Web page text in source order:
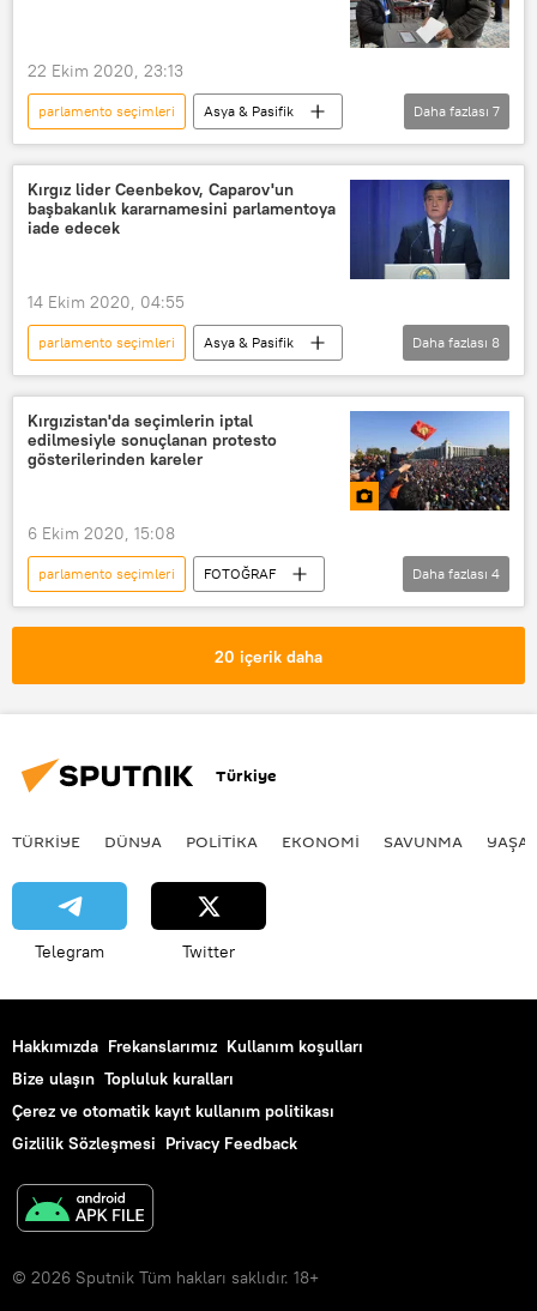
22 Ekim 2020, 23:13
parlamento seçimleri
Asya & Pasifik
DÜNYA
Haberler
Kırgızistan
cumhurbaşkanlığı seçimleri
Sadır Caparov
Reform
Daha fazlası 7
Kırgız lider Ceenbekov, Caparov'un
başbakanlık kararnamesini parlamentoya
iade edecek
14 Ekim 2020, 04:55
parlamento seçimleri
Asya & Pasifik
DÜNYA
Haberler
Kırgızistan
Sooronbay Ceenbekov
Sadır Caparov
Kararname
Hükümet
Daha fazlası 8
Kırgızistan'da seçimlerin iptal
edilmesiyle sonuçlanan protesto
gösterilerinden kareler
6 Ekim 2020, 15:08
parlamento seçimleri
FOTOĞRAF
MULTİMEDYA
Kırgızistan
Daha fazlası 4
20 içerik daha
Türkiye
TÜRKIYE DÜNYA POLİTİKA EKONOMİ SAVUNMA
Telegram Twitter
Hakkımızda Frekanslarımız Kullanım koşulları
Bize ulaşın Topluluk kuralları
Çerez ve otomatik kayıt kullanım politikası
Gizlilik Sözleşmesi Privacy Feedback
© 2026 Sputnik Tüm hakları saklıdır. 18+